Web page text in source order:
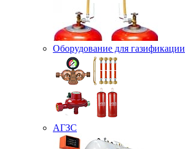
Оборудование для газификации
АГЗС